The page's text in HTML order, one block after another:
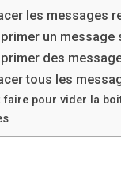
les messages
un message
des
tous les
faire pour vider la